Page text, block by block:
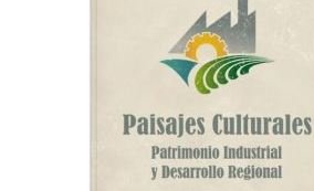
variants.
options
may
chosen
on
the
product